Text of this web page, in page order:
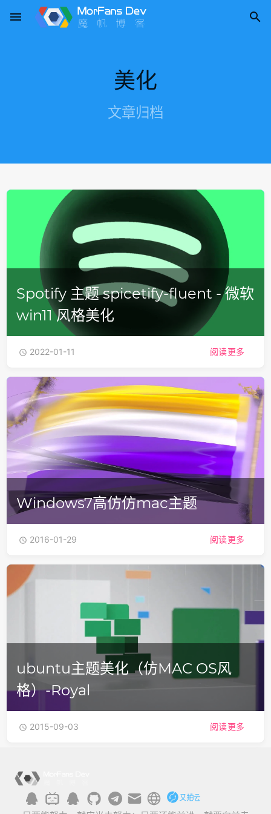
menu 
美化
文章归档
Spotify 主题 spicetify-fluent - 微软
win11 风格美化
 2022-01-11 阅读更多
Windows7高仿仿mac主题
 2016-01-29 阅读更多
ubuntu主题美化（仿MAC OS风
格）-Royal
 2015-09-03 阅读更多